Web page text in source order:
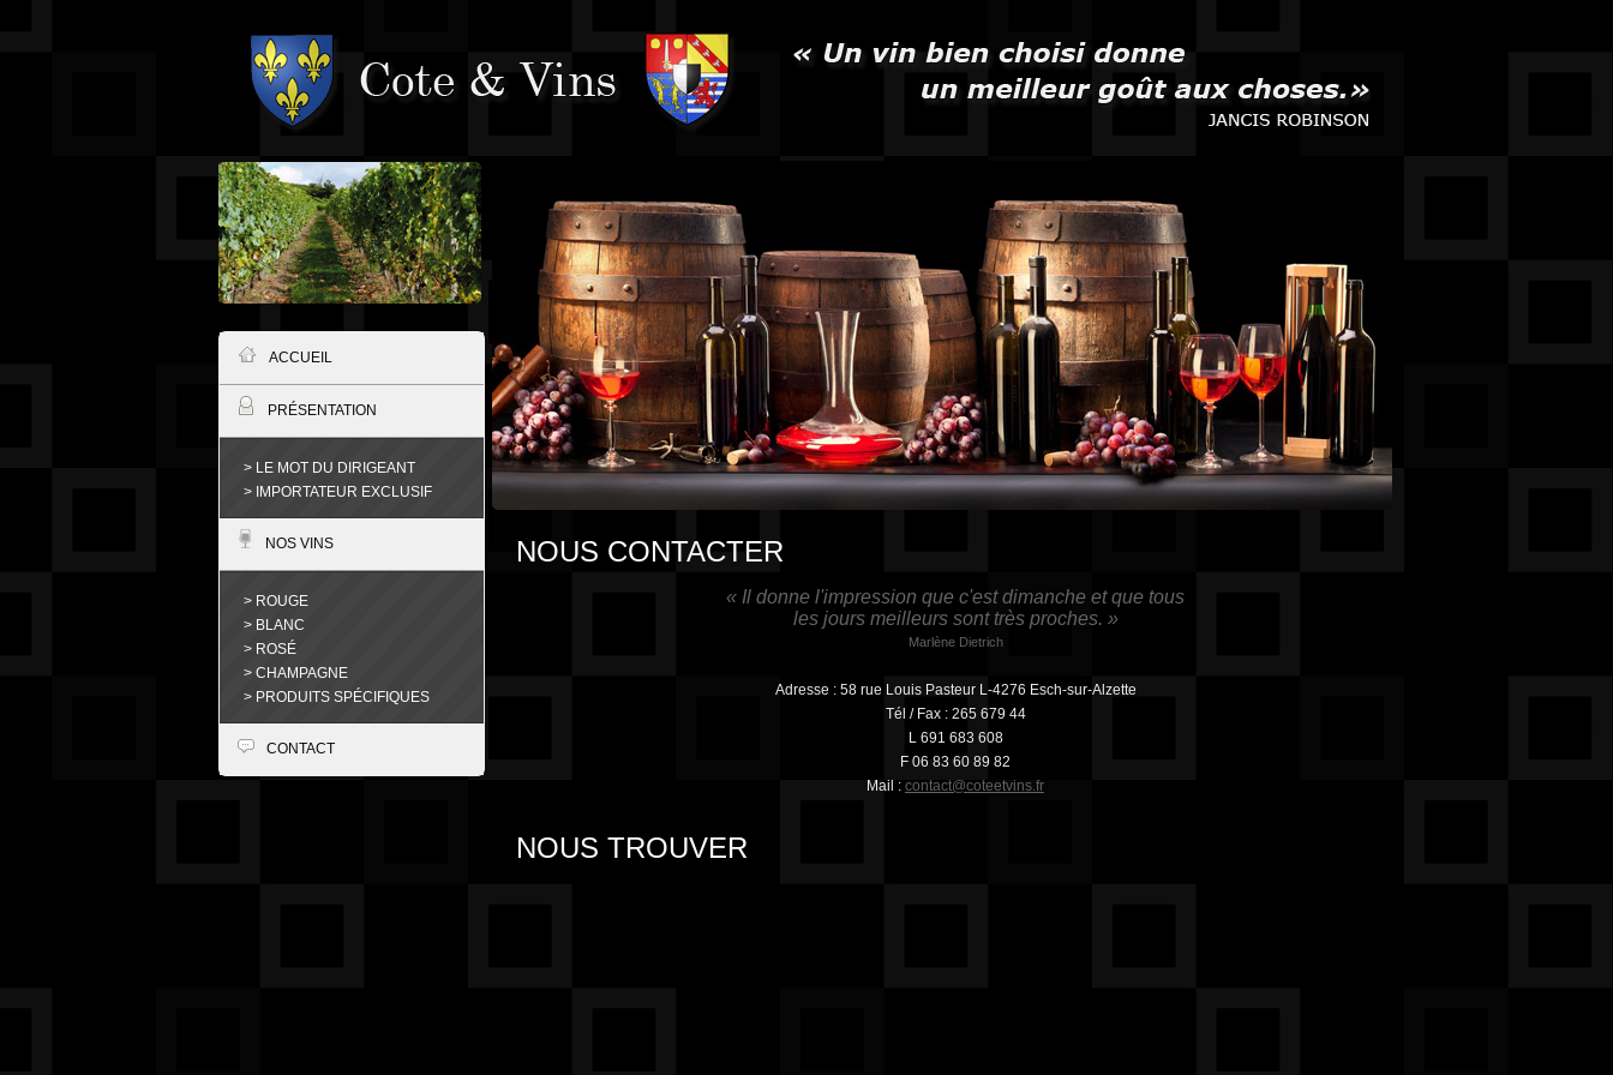
ACCUEIL
PRÉSENTATION
> LE MOT DU DIRIGEANT
> IMPORTATEUR EXCLUSIF
NOS VINS
> ROUGE
> BLANC
> ROSÉ
> CHAMPAGNE
> PRODUITS SPÉCIFIQUES
CONTACT
NOUS CONTACTER
« Il donne l'impression que c'est dimanche et que tous
les jours meilleurs sont très proches. »
Marlène Dietrich
Adresse : 58 rue Louis Pasteur L-4276 Esch-sur-Alzette
Tél / Fax : 265 679 44
L 691 683 608
F 06 83 60 89 82
Mail : contact@coteetvins.fr
NOUS TROUVER